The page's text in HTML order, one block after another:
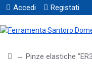
Accedi Registati
Pinze elastiche